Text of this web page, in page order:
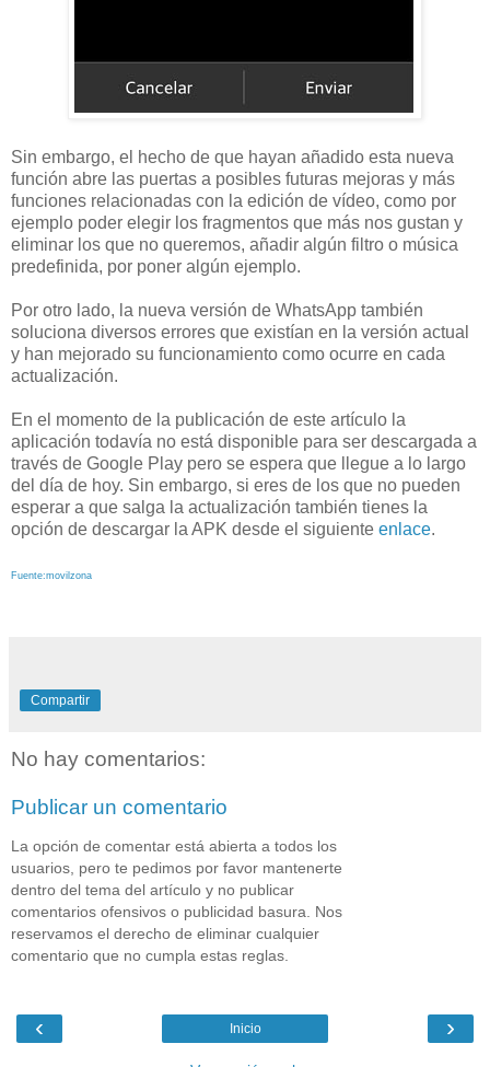
Sin embargo, el hecho de que hayan añadido esta nueva
función abre las puertas a posibles futuras mejoras y más
funciones relacionadas con la edición de vídeo, como por
ejemplo poder elegir los fragmentos que más nos gustan y
eliminar los que no queremos, añadir algún filtro o música
predefinida, por poner algún ejemplo.
Por otro lado, la nueva versión de WhatsApp también
soluciona diversos errores que existían en la versión actual
y han mejorado su funcionamiento como ocurre en cada
actualización.
En el momento de la publicación de este artículo la
aplicación todavía no está disponible para ser descargada a
través de Google Play pero se espera que llegue a lo largo
del día de hoy. Sin embargo, si eres de los que no pueden
esperar a que salga la actualización también tienes la
opción de descargar la APK desde el siguiente enlace.
Fuente:movilzona
Compartir
No hay comentarios:
Publicar un comentario
La opción de comentar está abierta a todos los
usuarios, pero te pedimos por favor mantenerte
dentro del tema del artículo y no publicar
comentarios ofensivos o publicidad basura. Nos
reservamos el derecho de eliminar cualquier
comentario que no cumpla estas reglas.
‹ ›
Inicio